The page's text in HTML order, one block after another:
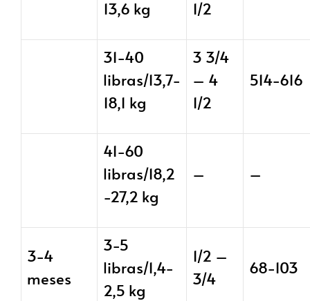
13,6 kg
1/2
31-40
libras/13,7-
18,1 kg
3 3/4
– 4
1/2
514-616
41-60
libras/18,2
-27,2 kg
– –
3-4
meses
3-5
libras/1,4-
2,5 kg
1/2 –
3/4
68-103